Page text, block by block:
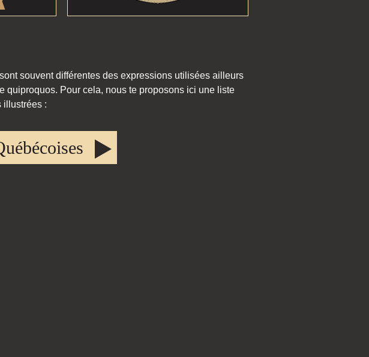
souvent différentes des expressions utilisées ailleurs
quiproquos. Pour cela, nous te proposons ici une liste
illustrées :